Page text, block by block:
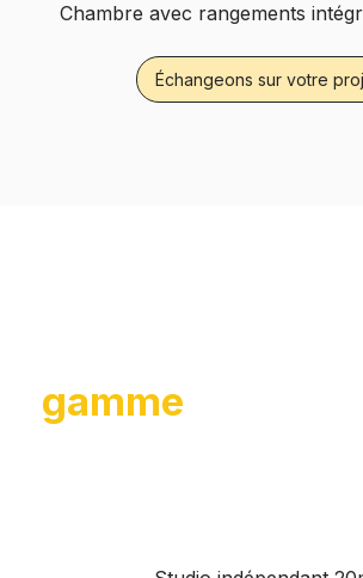
Échangeons sur votre
Chambre avec rangements
gamme
évolutifs